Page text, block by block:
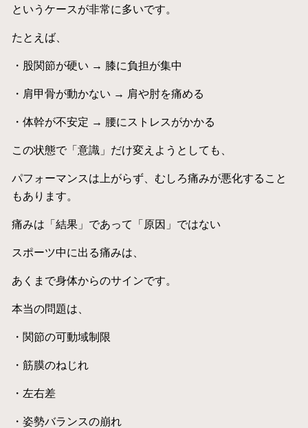
というケースが非常に多いです。
たとえば、
・股関節が硬い → 膝に負担が集中
・肩甲骨が動かない → 肩や肘を痛める
・体幹が不安定 → 腰にストレスがかかる
この状態で「意識」だけ変えようとしても、
パフォーマンスは上がらず、むしろ痛みが悪化すること
もあります。
痛みは「結果」であって「原因」ではない
スポーツ中に出る痛みは、
あくまで身体からのサインです。
本当の問題は、
・関節の可動域制限
・筋膜のねじれ
・左右差
・姿勢バランスの崩れ